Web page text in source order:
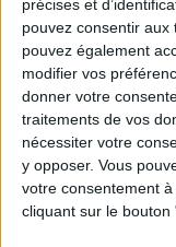
précises et
pouvez consentir
pouvez également
modifier vos
donner votre
traitements de vos
nécessiter votre
y opposer. Vous
votre consentement
cliquant sur le bouton
Peut-on